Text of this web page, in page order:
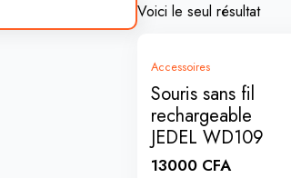
Voici le seul résultat
Accessoires
Souris sans fil
rechargeable
JEDEL WD109
13000 CFA